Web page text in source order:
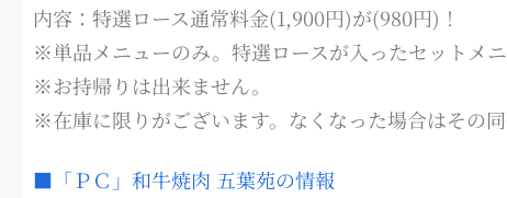
内容：特選ロース通常料金(1,900円)が(980円)！
※単品メニューのみ。特選ロースが入ったセットメ
※お持帰りは出来ません。
※在庫に限りがございます。なくなった場合はその
■「ＰＣ」和牛焼肉 五葉苑の情報